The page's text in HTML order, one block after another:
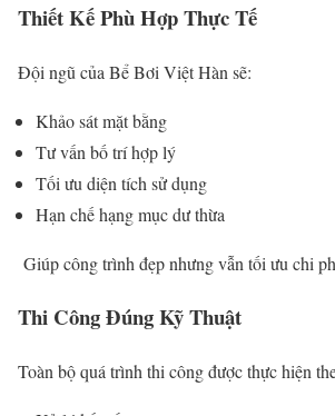
Thiết Kế Phù Hợp Thực Tế
Đội ngũ của Bể Bơi Việt Hàn sẽ:
Khảo sát mặt bằng
Tư vấn bố trí hợp lý
Tối ưu diện tích sử dụng
Hạn chế hạng mục dư thừa
Giúp công trình đẹp nhưng vẫn tối ưu chi
Thi Công Đúng Kỹ Thuật
Toàn bộ quá trình thi công được thực hiện